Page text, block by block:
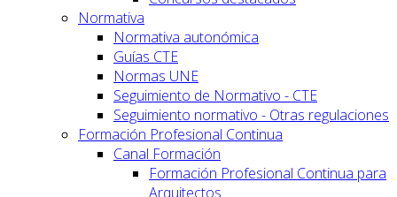
Normativa
Normativa autonómica
Guías CTE
Normas UNE
Seguimiento de Normativo - CTE
Seguimiento normativo - Otras regulaciones
Formación Profesional Continua
Canal Formación
Formación Profesional Continua para
Arquitectos